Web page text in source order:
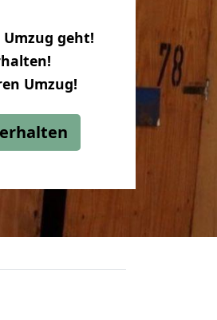
geht!
Umzug!